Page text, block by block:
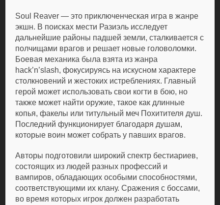
Soul Reaver — это приключенческая игра в жанре
экшн. В поисках мести Разиэль исследует
дальнейшие районы падшей земли, сталкивается с
полчищами врагов и решает новые головоломки.
Боевая механика была взята из жанра
hack’n’slash, фокусируясь на искусном характере
столкновений и жестоких истреблениях. Главный
герой может использовать свои когти в бою, но
также может найти оружие, такое как длинные
копья, факелы или титульный меч Похитителя душ.
Последний функционирует благодаря душам,
которые воин может собрать у павших врагов.
Авторы подготовили широкий спектр бестиариев,
состоящих из людей разных профессий и
вампиров, обладающих особыми способностями,
соответствующими их клану. Сражения с боссами,
во время которых игрок должен разработать